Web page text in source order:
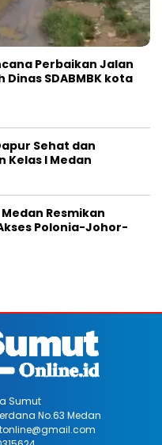
Perbaikan Jalan
Dinas SDABMBK kota
Sehat dan
Kelas I Medan
Resmikan
Polonia-Johor-
Sumut
No.63 Medan